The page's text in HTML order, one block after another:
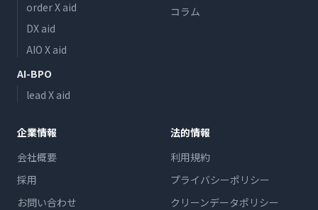
order X aid
DX aid
AIO X aid
AI-BPO
lead X aid
コラム
企業情報
会社概要
採用
お問い合わせ
法的情報
利用規約
プライバシーポリシー
クリーンデータポリシー